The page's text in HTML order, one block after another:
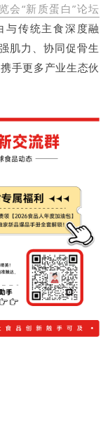
会“新质蛋白”论坛
与传统主食深度融
肌力、协同促骨生
手更多产业生态伙